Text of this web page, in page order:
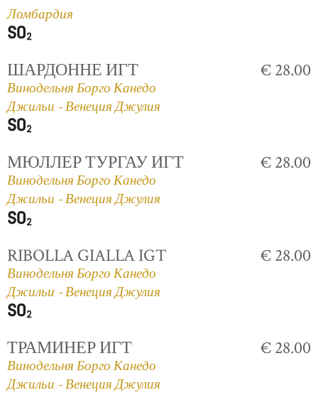
Ломбардия
ШАРДОННЕ ИГТ
Винодельня Борго Канедо
Джильи - Венеция Джулия
€ 28.00
МЮЛЛЕР ТУРГАУ ИГТ
Винодельня Борго Канедо
Джильи - Венеция Джулия
€ 28.00
RIBOLLA GIALLA IGT
Винодельня Борго Канедо
Джильи - Венеция Джулия
€ 28.00
ТРАМИНЕР ИГТ
Винодельня Борго Канедо
Джильи - Венеция Джулия
€ 28.00